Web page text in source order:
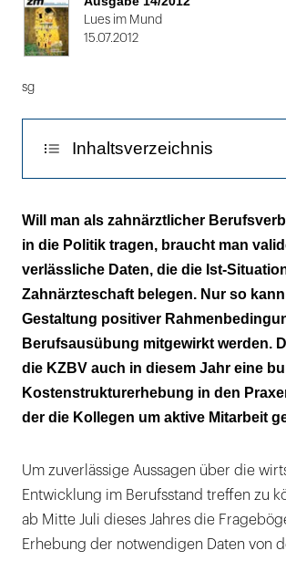
2
Lues im Mund
15.07.2012
sg
Inhaltsverzeichnis
INFO
Datenschutz gewährleistet
Will man als zahnärztlicher
in die Politik tragen, braucht man
verlässliche Daten, die die Ist-
Zahnärzteschaft belegen. Nur so
Gestaltung positiver
Berufsausübung mitgewirkt werden.
die KZBV auch in diesem Jahr eine
Kostenstrukturerhebung in den
der die Kollegen um aktive Mitarbeit
Um zuverlässige Aussagen über die
Entwicklung im Berufsstand treffen zu
ab Mitte Juli dieses Jahres die
Erhebung der notwendigen Daten von